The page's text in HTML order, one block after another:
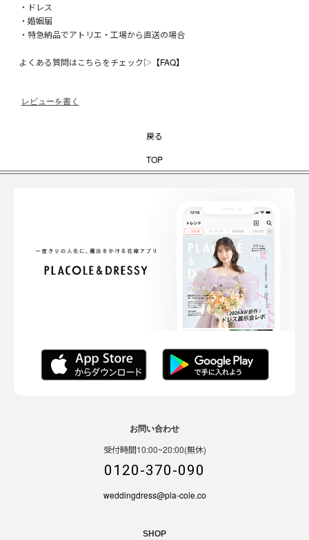
・ドレス
・婚姻届
・特急納品でアトリエ・工場から直送の場合
よくある質問はこちらをチェック▷ 【FAQ】
レビューを書く
戻る
TOP
お問い合わせ
受付時間10:00~20:00(無休)
0120-370-090
weddingdress@pla-cole.co
SHOP